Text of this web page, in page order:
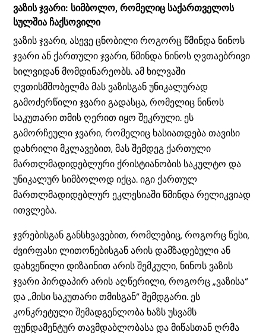
ვაზის ჯვარი: სიმბოლო, რომელიც საქართველოს
სულშია ჩაქსოვილი
ვაზის ჯვარი, ასევე ცნობილი როგორც წმინდა ნინოს
ჯვარი ან ქართული ჯვარი, წმინდა ნინოს ღვთაებრივი
ხილვიდან მომდინარეობს. ამ ხილვაში
ღვთისმშობელმა მას ვაზისგან უნიკალურად
გამოძერწილი ჯვარი გადასცა, რომელიც ნინოს
საკუთარი თმის ღერით იყო შეკრული. ეს
გამორჩეული ჯვარი, რომელიც ხასიათდება თავისი
დახრილი მკლავებით, მას შემდეგ ქართული
მართლმადიდებლური ქრისტიანობის საკულტო და
უნიკალურ სიმბოლოდ იქცა. იგი ქართულ
მართლმადიდებლურ ეკლესიაში წმინდა რელიკვიად
ითვლება.
ჯვრებისგან განსხვავებით, რომლებიც, როგორც წესი,
ძვირფასი ლითონებისგან არის დამზადებული ან
დახვეწილი დიზაინით არის შემკული, ნინოს ვაზის
ჯვარი პირდაპირ არის აღწერილი, როგორც „ვაზისა“
და „მისი საკუთარი თმისგან“ შემდგარი. ეს
კონკრეტული შემადგენლობა ხაზს უსვამს
ფუნდამენტურ თავმდაბლობასა და მიწასთან ღრმა